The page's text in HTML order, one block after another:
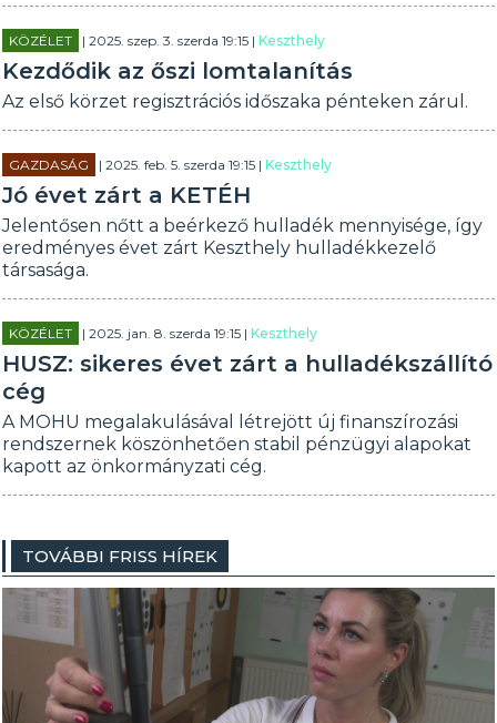
KÖZÉLET | 2025. szep. 3. szerda 19:15 |Keszthely
Kezdődik az őszi lomtalanítás
Az első körzet regisztrációs időszaka pénteken zárul.
GAZDASÁG | 2025. feb. 5. szerda 19:15 |Keszthely
Jó évet zárt a KETÉH
Jelentősen nőtt a beérkező hulladék mennyisége, így
eredményes évet zárt Keszthely hulladékkezelő
társasága.
KÖZÉLET | 2025. jan. 8. szerda 19:15 |Keszthely
HUSZ: sikeres évet zárt a hulladékszállító
cég
A MOHU megalakulásával létrejött új finanszírozási
rendszernek köszönhetően stabil pénzügyi alapokat
kapott az önkormányzati cég.
TOVÁBBI FRISS HÍREK